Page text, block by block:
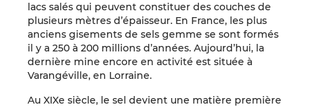
lacs salés qui peuvent constituer des couches de
plusieurs mètres d’épaisseur. En France, les plus
anciens gisements de sels gemme se sont formés
il y a 250 à 200 millions d’années. Aujourd’hui, la
dernière mine encore en activité est située à
Varangéville, en Lorraine.
Au XIXe siècle, le sel devient une matière première